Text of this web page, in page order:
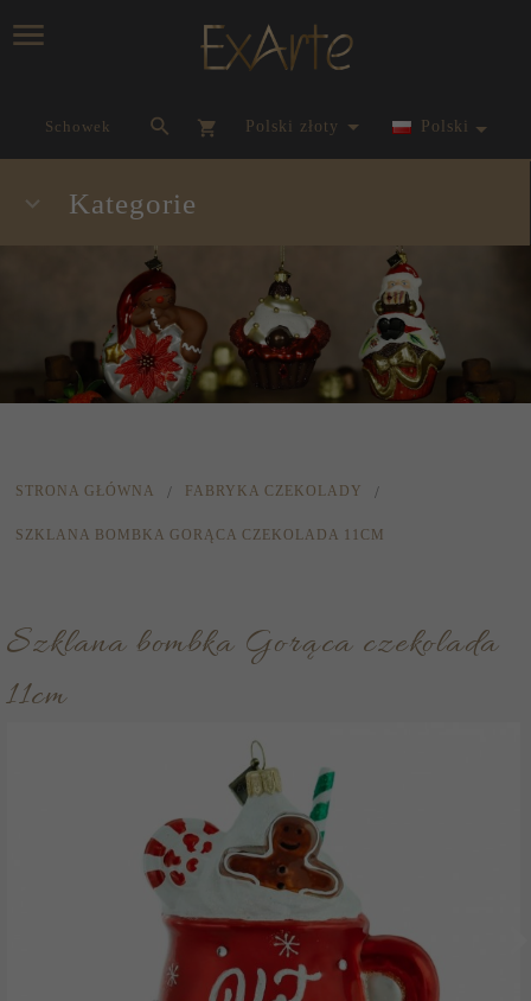
Schowek currency_h
polski złoty Polski
Kategorie
STRONA GŁÓWNA FABRYKA CZEKOLADY
SZKLANA BOMBKA GORĄCA CZEKOLADA 11CM
Szklana bombka Gorąca czekolada
11cm